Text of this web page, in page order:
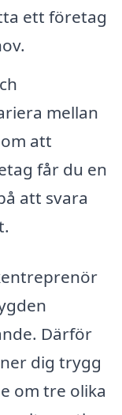
ett företag
mellan
att
får du en
att svara
Därför
dig trygg
om tre olika